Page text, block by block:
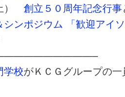
）創立５０周年記念行事
シンポジウム 「歓迎アイ
学校がＫＣＧグループの